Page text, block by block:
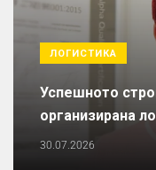
ЛОГИСТИКА
Успешното
организирана
30.07.2026